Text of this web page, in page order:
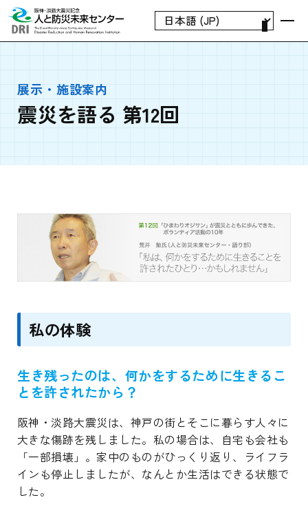
展示・施設案内
震災を語る 第12回
私の体験
生き残ったのは、何かをするために生きるこ
とを許されたから？
阪神・淡路大震災は、神戸の街とそこに暮らす人々に
大きな傷跡を残しました。私の場合は、自宅も会社も
「一部損壊」。家中のものがひっくり返り、ライフラ
インも停止しましたが、なんとか生活はできる状態で
した。